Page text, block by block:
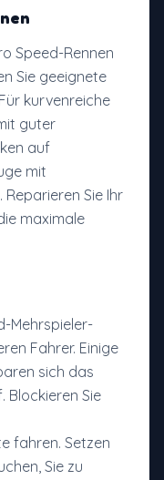
Speed-Rennen
Sie geeignete
kurvenreiche
guter
auf
mit
Sie Ihr
maximale
Mehrspieler-
Fahrer. Einige
sich das
Blockieren Sie
fahren. Setzen
Sie zu